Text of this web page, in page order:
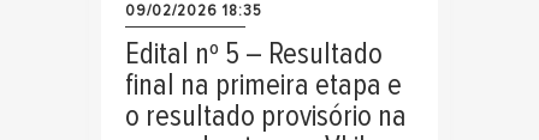
09/02/2026 18:35
Edital nº 5 – Resultado
final na primeira etapa e
o resultado provisório na